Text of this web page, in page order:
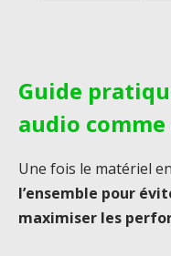
Guide
audio
Une fois le matériel
l’ensemble pour
maximiser les